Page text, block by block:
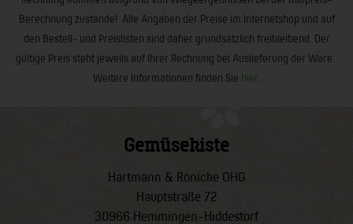
Berechnung zustande! Alle Angaben der Preise im Internetshop und auf
den Bestell- und Preislisten sind daher grundsätzlich freibleibend. Der
gültige Preis steht jeweils auf Ihrer Rechnung bei Auslieferung der Ware.
Weitere Informationen finden Sie hier
Gemüsekiste
Hartmann & Rönicke OHG
Hauptstraße 72
30966 Hemmingen-Hiddestorf